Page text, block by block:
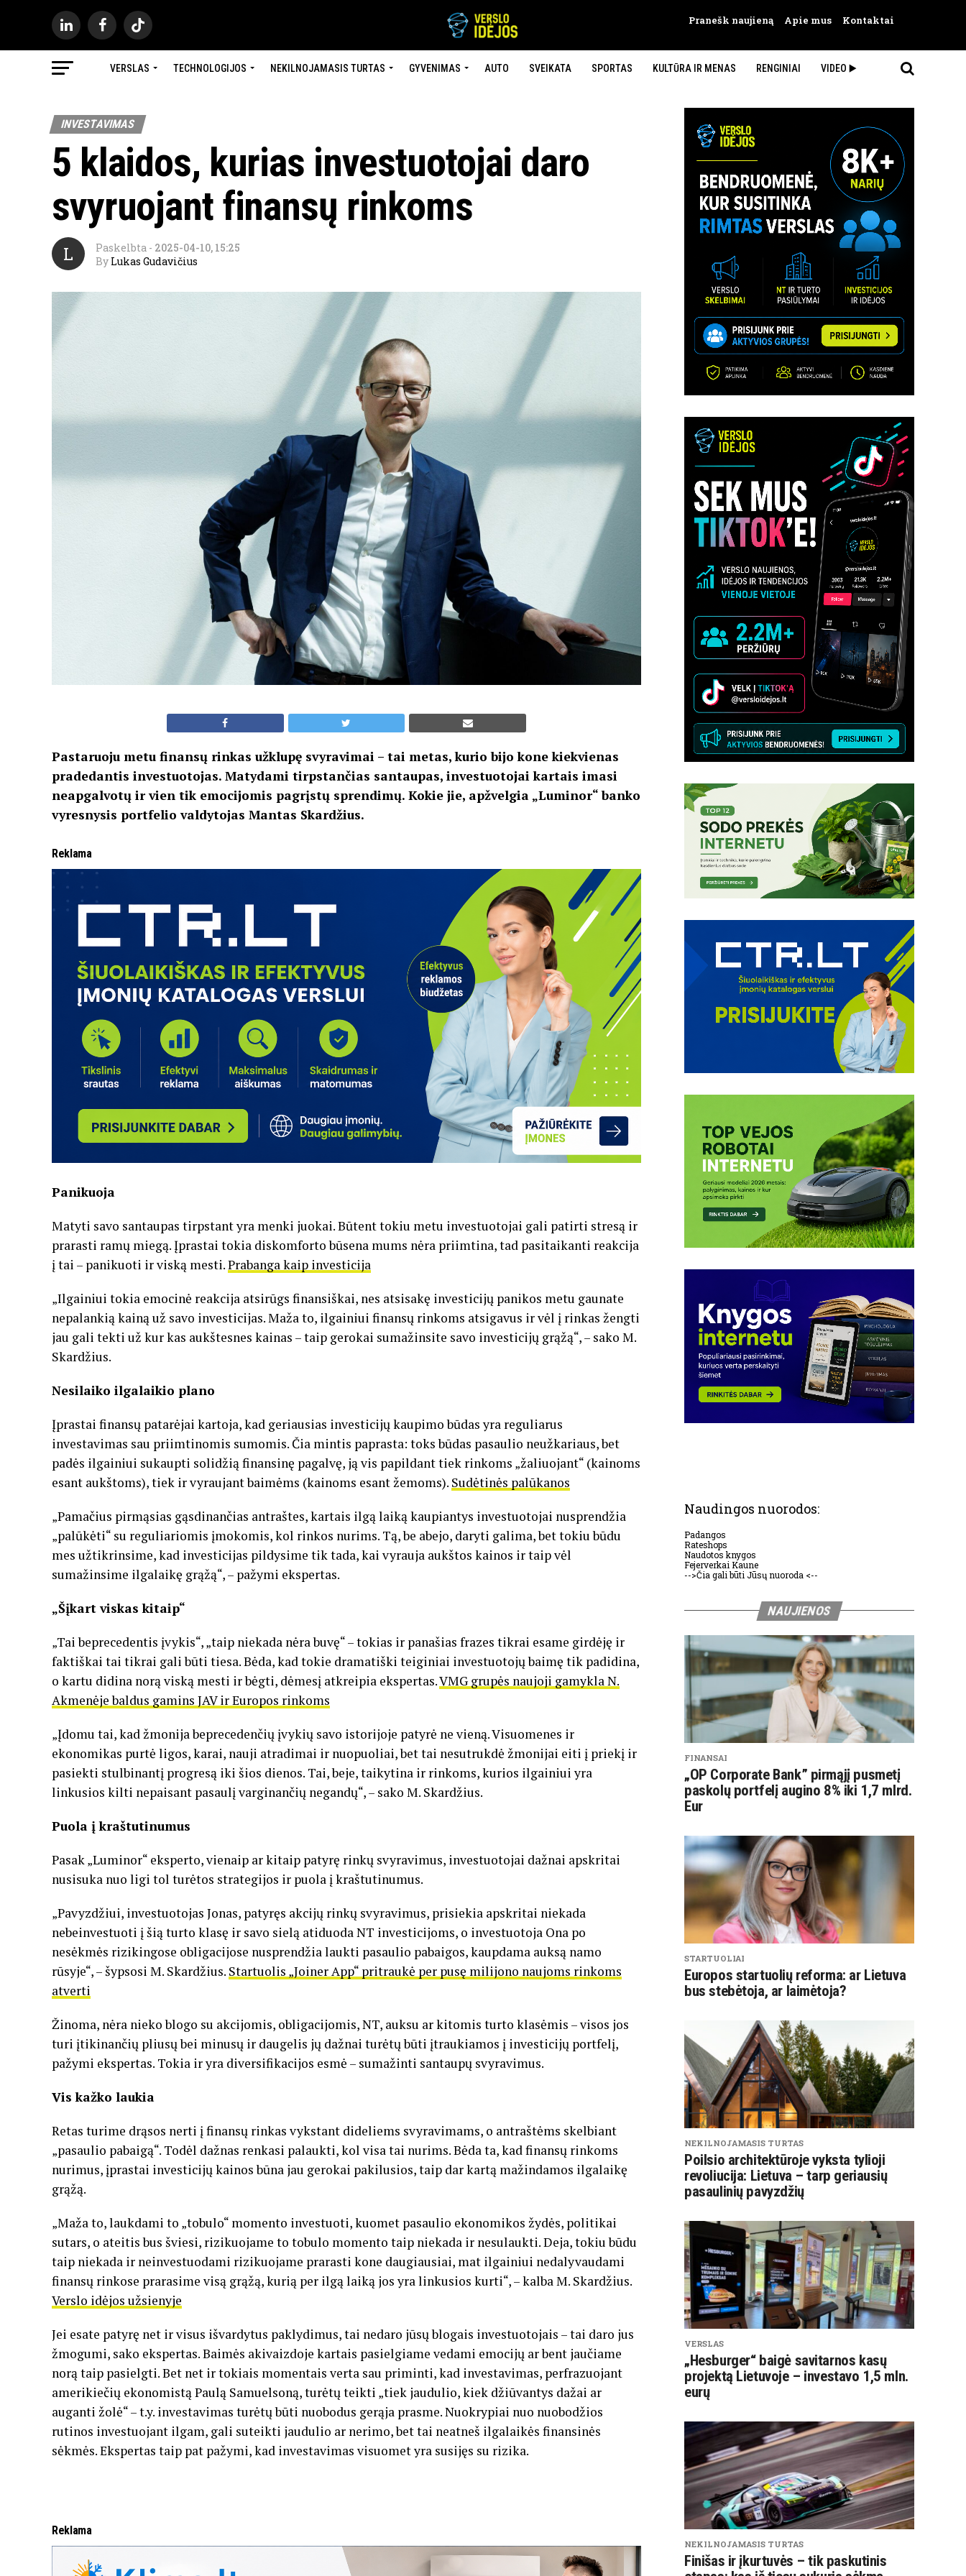
Pranešk naujieną Apie mus Kontaktai
VERSLAS TECHNOLOGIJOS NEKILNOJAMASIS TURTAS GYVENIMAS AUTO SVEIKATA SPORTAS KULTŪRA IR MENAS RENGINIAI VIDEO ▶️
INVESTAVIMAS
5 klaidos, kurias investuotojai daro
svyruojant finansų rinkoms
L Paskelbta - 2025-04-10, 15:25
By Lukas Gudavičius
Pastaruoju metu finansų rinkas užklupę svyravimai – tai metas, kurio bijo kone kiekvienas
pradedantis investuotojas. Matydami tirpstančias santaupas, investuotojai kartais imasi
neapgalvotų ir vien tik emocijomis pagrįstų sprendimų. Kokie jie, apžvelgia „Luminor“ banko
vyresnysis portfelio valdytojas Mantas Skardžius.
Reklama
Panikuoja
Matyti savo santaupas tirpstant yra menki juokai. Būtent tokiu metu investuotojai gali patirti stresą ir
prarasti ramų miegą. Įprastai tokia diskomforto būsena mums nėra priimtina, tad pasitaikanti reakcija
į tai – panikuoti ir viską mesti.Prabanga kaip investicija
„Ilgainiui tokia emocinė reakcija atsirūgs finansiškai, nes atsisakę investicijų panikos metu gaunate
nepalankią kainą už savo investicijas. Maža to, ilgainiui finansų rinkoms atsigavus ir vėl į rinkas žengti
jau gali tekti už kur kas aukštesnes kainas – taip gerokai sumažinsite savo investicijų grąžą“, – sako M.
Skardžius.
Nesilaiko ilgalaikio plano
Įprastai finansų patarėjai kartoja, kad geriausias investicijų kaupimo būdas yra reguliarus
investavimas sau priimtinomis sumomis. Čia mintis paprasta: toks būdas pasaulio neužkariaus, bet
padės ilgainiui sukaupti solidžią finansinę pagalvę, ją vis papildant tiek rinkoms „žaliuojant“ (kainoms
esant aukštoms), tiek ir vyraujant baimėms (kainoms esant žemoms). Sudėtinės palūkanos
„Pamačius pirmąsias gąsdinančias antraštes, kartais ilgą laiką kaupiantys investuotojai nusprendžia
„palūkėti“ su reguliariomis įmokomis, kol rinkos nurims. Tą, be abejo, daryti galima, bet tokiu būdu
mes užtikrinsime, kad investicijas pildysime tik tada, kai vyrauja aukštos kainos ir taip vėl
sumažinsime ilgalaikę grąžą“, – pažymi ekspertas.
„Šįkart viskas kitaip“
„Tai beprecedentis įvykis“, „taip niekada nėra buvę“ – tokias ir panašias frazes tikrai esame girdėję ir
faktiškai tai tikrai gali būti tiesa. Bėda, kad tokie dramatiški teiginiai investuotojų baimę tik padidina,
o kartu didina norą viską mesti ir bėgti, dėmesį atkreipia ekspertas.VMG grupės naujoji gamykla N.
Akmenėje baldus gamins JAV ir Europos rinkoms
„Įdomu tai, kad žmonija beprecedenčių įvykių savo istorijoje patyrė ne vieną. Visuomenes ir
ekonomikas purtė ligos, karai, nauji atradimai ir nuopuoliai, bet tai nesutrukdė žmonijai eiti į priekį ir
pasiekti stulbinantį progresą iki šios dienos. Tai, beje, taikytina ir rinkoms, kurios ilgainiui yra
linkusios kilti nepaisant pasaulį varginančių negandų“, – sako M. Skardžius.
Puola į kraštutinumus
Pasak „Luminor“ eksperto, vienaip ar kitaip patyrę rinkų svyravimus, investuotojai dažnai apskritai
nusisuka nuo ligi tol turėtos strategijos ir puola į kraštutinumus.
„Pavyzdžiui, investuotojas Jonas, patyręs akcijų rinkų svyravimus, prisiekia apskritai niekada
nebeinvestuoti į šią turto klasę ir savo sielą atiduoda NT investicijoms, o investuotoja Ona po
nesėkmės rizikingose obligacijose nusprendžia laukti pasaulio pabaigos, kaupdama auksą namo
rūsyje“, – šypsosi M. Skardžius. Startuolis „Joiner App“ pritraukė per pusę milijono naujoms rinkoms
atverti
Žinoma, nėra nieko blogo su akcijomis, obligacijomis, NT, auksu ar kitomis turto klasėmis – visos jos
turi įtikinančių pliusų bei minusų ir daugelis jų dažnai turėtų būti įtraukiamos į investicijų portfelį,
pažymi ekspertas. Tokia ir yra diversifikacijos esmė – sumažinti santaupų svyravimus.
Vis kažko laukia
Retas turime drąsos nerti į finansų rinkas vykstant dideliems svyravimams, o antraštėms skelbiant
„pasaulio pabaigą“. Todėl dažnas renkasi palaukti, kol visa tai nurims. Bėda ta, kad finansų rinkoms
nurimus, įprastai investicijų kainos būna jau gerokai pakilusios, taip dar kartą mažindamos ilgalaikę
grąžą.
„Maža to, laukdami to „tobulo“ momento investuoti, kuomet pasaulio ekonomikos žydės, politikai
sutars, o ateitis bus šviesi, rizikuojame to tobulo momento taip niekada ir nesulaukti. Deja, tokiu būdu
taip niekada ir neinvestuodami rizikuojame prarasti kone daugiausiai, mat ilgainiui nedalyvaudami
finansų rinkose prarasime visą grąžą, kurią per ilgą laiką jos yra linkusios kurti“, – kalba M. Skardžius.
Verslo idėjos užsienyje
Jei esate patyrę net ir visus išvardytus paklydimus, tai nedaro jūsų blogais investuotojais – tai daro jus
žmogumi, sako ekspertas. Baimės akivaizdoje kartais pasielgiame vedami emocijų ar bent jaučiame
norą taip pasielgti. Bet net ir tokiais momentais verta sau priminti, kad investavimas, perfrazuojant
amerikiečių ekonomistą Paulą Samuelsoną, turėtų teikti „tiek jaudulio, kiek džiūvantys dažai ar
auganti žolė“ – t.y. investavimas turėtų būti nuobodus gerąja prasme. Nuokrypiai nuo nuobodžios
rutinos investuojant ilgam, gali suteikti jaudulio ar nerimo, bet tai neatneš ilgalaikės finansinės
sėkmės. Ekspertas taip pat pažymi, kad investavimas visuomet yra susijęs su rizika.
Reklama
Naudingos nuorodos:
Padangos
Rateshops
Naudotos knygos
Fejerverkai Kaune
-->Čia gali būti Jūsų nuoroda <--
NAUJIENOS
FINANSAI
„OP Corporate Bank” pirmąjį pusmetį
paskolų portfelį augino 8% iki 1,7 mlrd.
Eur
STARTUOLIAI
Europos startuolių reforma: ar Lietuva
bus stebėtoja, ar laimėtoja?
NEKILNOJAMASIS TURTAS
Poilsio architektūroje vyksta tylioji
revoliucija: Lietuva – tarp geriausių
pasaulinių pavyzdžių
VERSLAS
„Hesburger“ baigė savitarnos kasų
projektą Lietuvoje – investavo 1,5 mln.
eurų
NEKILNOJAMASIS TURTAS
Finišas ir įkurtuvės – tik paskutinis